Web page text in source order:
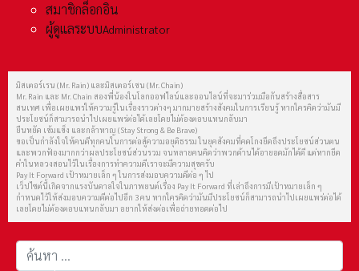
สมาชิกล็อกอิน
ผู้ดูแลระบบAdministrator
มิสเตอร์เรน (Mr. Rain) และมิสเตอร์เชน (Mr. Chain)
Mr. Rain และ Mr. Chain สองพี่น้องในโลกออฟไลน์และออนไลน์ที่จะมาร่วมมือกันสร้างสื่อสาร
สนเทศ เพื่อเผยแพร่ให้ความรู้ในเรื่องราวต่างๆ มากมายสร้างสังคมในการเรียนรู้ หากใครคิดว่ามันมี
ประโยชน์ก็สามารถนำไปเผยแพร่ต่อได้เลยโดยไม่ต้องตอบแทนกลับมา
ยืนหยัด เข้มแข็ง และกล้าหาญ (Stay Strong & Be Brave)
ขอเป็นกำลังใจให้คนดีทุกคนในการต่อสู้ความอยุติธรรม ในยุคสังคมที่คดโกงยึดถึงประโยชน์ส่วนตน
และพวกฟ้องมากกว่าผลประโยชน์ส่วนรวม จนหลายคนคิดว่าพวกด้านได้อายอดมักได้ดี แต่หากยึด
คำในหลวงสอนไว้ในเรื่องการทำความดีเราจะมีความสุขครับ
Pay It Forward เป้าหมายเล็ก ๆ ในการส่งมอบความดีต่อ ๆ ไป
เว็ปไซต์นี้เกิดจากแรงบันดาลใจในภาพยนต์เรื่อง Pay It Forward ที่เล่าถึงการมีเป้าหมายเล็ก ๆ
กำหนดไว้ให้ส่งมอบความดีต่อไปอีก 3 คน หากใครคิดว่ามันมีประโยชน์ก็สามารถนำไปเผยแพร่ต่อได้
เลยโดยไม่ต้องตอบแทนกลับมา อยากให้ส่งต่อเพื่อถ่ายทอดต่อไป
การค้นหา